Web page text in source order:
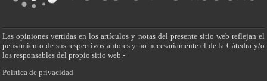
Las opiniones vertidas en los artículos y notas del presente sitio web reflejan el
pensamiento de sus respectivos autores y no necesariamente el de la Cátedra y/o
los responsables del propio sitio web.-
Política de privacidad